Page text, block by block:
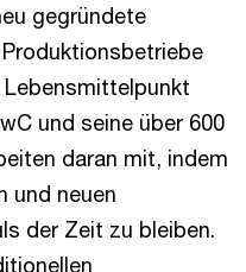
gegründete
und seine über 600
daran mit, indem
und neuen
der Zeit zu bleiben.